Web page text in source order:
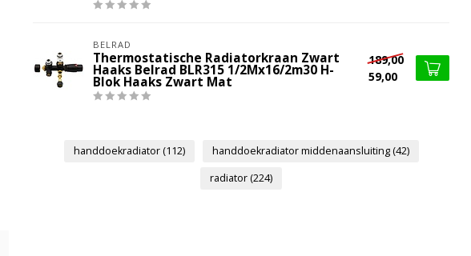
BELRAD
Thermostatische Radiatorkraan Zwart
Haaks Belrad BLR315 1/2Mx16/2m30 H-
Blok Haaks Zwart Mat
189,00
59,00
handdoekradiator(112) handdoekradiator middenaansluiting(42)
radiator(224)